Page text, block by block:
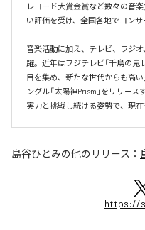
レコード大賞金賞など数々の音
い評価を受け、全国各地でコンサ
音楽活動に加え、テレビ、ラジ
躍。近年はフジテレビ「千鳥の鬼
目を集め、新たな世代からも高
ングル「太陽神Prism」をリリー
実力と挑戦し続ける姿勢で、現
島谷ひとみの他のリリース：
https://